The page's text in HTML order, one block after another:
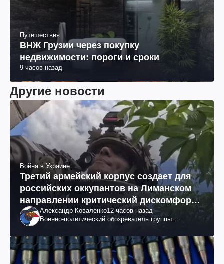
Путешествия
ВНЖ Грузии через покупку
недвижимости: пороги и сроки
9 часов назад
Другие новости
Война в Украине
Третий армейский корпус создает для
российских оккупантов на Лиманском
направлении критический дискомфорт:
как это удалось
Александр Коваленко12 часов назад
Военно-политический обозреватель группы